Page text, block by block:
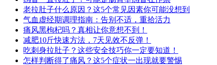
老拉肚子什么原因？这5个常见因素你可能没想到
气血虚经期调理指南：告别不适，重拾活力
痛风黑枸杞吗？真相让你意想不到！
减肥10斤快速方法，7天见效不反弹！
吃刺身拉肚子？这些安全技巧你一定要知道！
怎样判断得了痛风？这5个症状一出现就要警惕